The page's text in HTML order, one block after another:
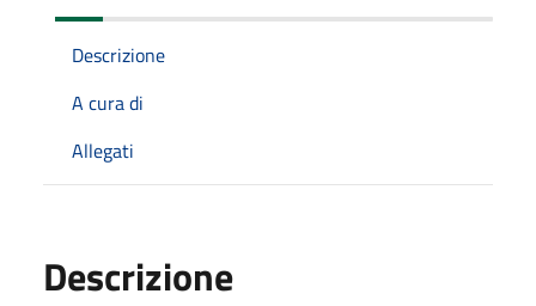
Descrizione
A cura di
Allegati
Descrizione